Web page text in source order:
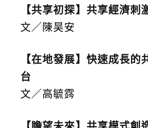
【共享初探】共享經濟刺
文／陳昊安
【在地發展】快速成長的
台
文／高毓霠